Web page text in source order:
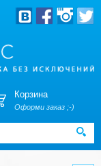
Корзина
Оформи заказ ;-)